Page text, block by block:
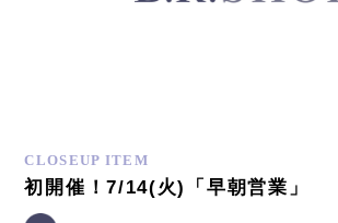
CLOSEUP ITEM
初開催！7/14(火)「早朝営業」